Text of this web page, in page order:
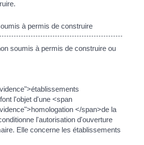
à permis de construire
soumis à permis de construire ou
l'objet d'une <span
</span>de la
l'autorisation d'ouverture
Elle concerne les établissements